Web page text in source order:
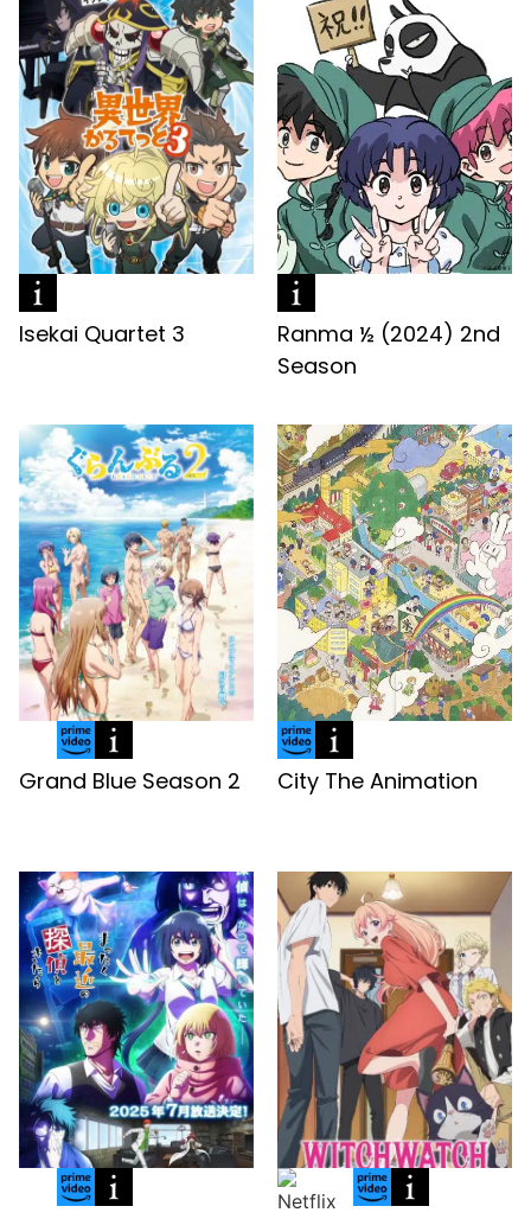
Isekai Quartet 3
Ranma ½ (2024) 2nd
Season
Grand Blue Season 2 City The Animation